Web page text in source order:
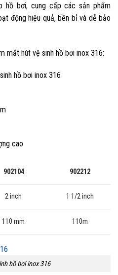
hồ bơi, cung cấp các sản phẩm
động hiệu quả, bền bỉ và dễ bảo
mắt hút vệ sinh hồ bơi inox 316:
hồ bơi inox 316
cao
902104 902212
2 inch 1 1/2 inch
110 mm 110m
hồ bơi inox 316